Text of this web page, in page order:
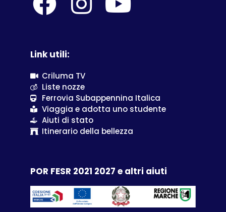
Link utili:
Criluma TV
Liste nozze
Ferrovia Subappennina Italica
Viaggia e adotta uno studente
Aiuti di stato
Itinerario della bellezza
POR FESR 2021 2027 e altri aiuti